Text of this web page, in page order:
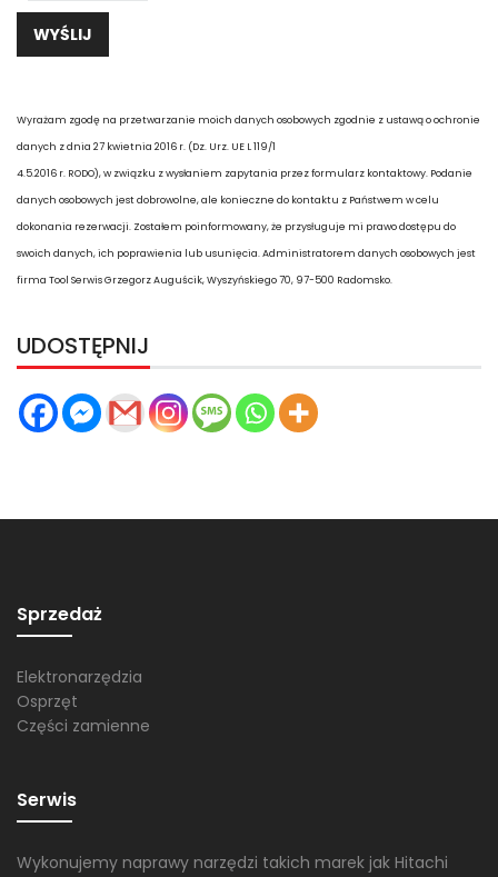
Wyrażam zgodę na przetwarzanie moich danych osobowych zgodnie z ustawą o ochronie
danych z dnia 27 kwietnia 2016 r. (Dz. Urz. UE L 119/1
4.5.2016 r. RODO), w związku z wysłaniem zapytania przez formularz kontaktowy. Podanie
danych osobowych jest dobrowolne, ale konieczne do kontaktu z Państwem w celu
dokonania rezerwacji. Zostałem poinformowany, że przysługuje mi prawo dostępu do
swoich danych, ich poprawienia lub usunięcia. Administratorem danych osobowych jest
firma Tool Serwis Grzegorz Auguścik, Wyszyńskiego 70, 97-500 Radomsko.
UDOSTĘPNIJ
Sprzedaż
Elektronarzędzia
Osprzęt
Części zamienne
Serwis
Wykonujemy naprawy narzędzi takich marek jak Hitachi